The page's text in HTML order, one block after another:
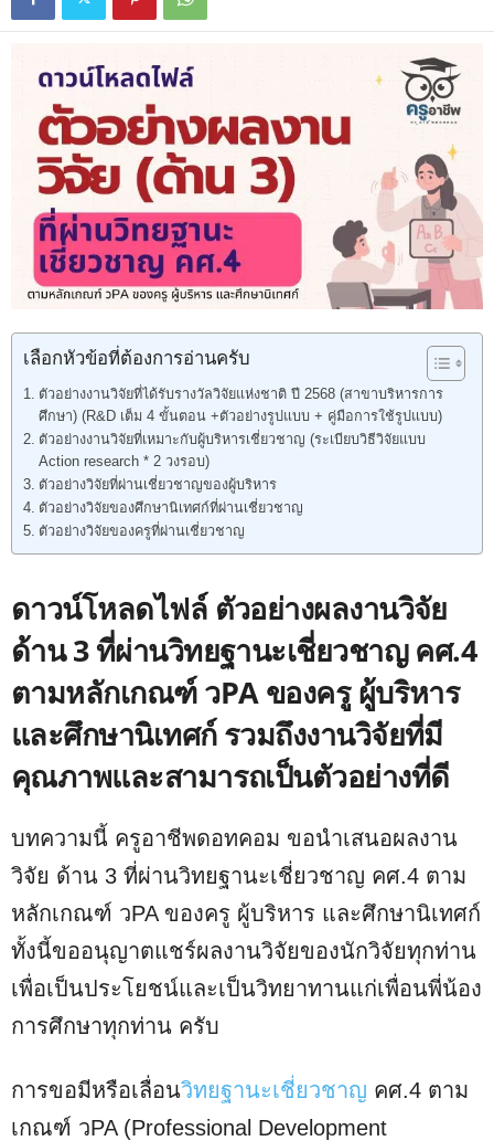
เลือกหัวข้อที่ต้องการอ่านครับ
ตัวอย่างงานวิจัยที่ได้รับรางวัลวิจัยแห่งชาติ ปี 2568 (สาขาบริหารการ
ศึกษา) (R&D เต็ม 4 ขั้นตอน +ตัวอย่างรูปแบบ + คู่มือการใช้รูปแบบ)
ตัวอย่างงานวิจัยที่เหมาะกับผู้บริหารเชี่ยวชาญ (ระเบียบวิธีวิจัยแบบ
Action research * 2 วงรอบ)
ตัวอย่างวิจัยที่ผ่านเชี่ยวชาญของผู้บริหาร
ตัวอย่างวิจัยของศึกษานิเทศก์ที่ผ่านเชี่ยวชาญ
ตัวอย่างวิจัยของครูที่ผ่านเชี่ยวชาญ
ดาวน์โหลดไฟล์ ตัวอย่างผลงานวิจัย
ด้าน 3 ที่ผ่านวิทยฐานะเชี่ยวชาญ คศ.4
ตามหลักเกณฑ์ วPA ของครู ผู้บริหาร
และศึกษานิเทศก์ รวมถึงงานวิจัยที่มี
คุณภาพและสามารถเป็นตัวอย่างที่ดี
บทความนี้ ครูอาชีพดอทคอม ขอนำเสนอผลงาน
วิจัย ด้าน 3 ที่ผ่านวิทยฐานะเชี่ยวชาญ คศ.4 ตาม
หลักเกณฑ์ วPA ของครู ผู้บริหาร และศึกษานิเทศก์
ทั้งนี้ขออนุญาตแชร์ผลงานวิจัยของนักวิจัยทุกท่าน
เพื่อเป็นประโยชน์และเป็นวิทยาทานแก่เพื่อนพี่น้อง
การศึกษาทุกท่าน ครับ
การขอมีหรือเลื่อนวิทยฐานะเชี่ยวชาญ คศ.4 ตาม
เกณฑ์ วPA (Professional Development